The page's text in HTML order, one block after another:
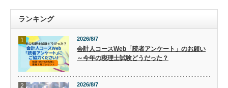
ランキング
1 2026/8/7
会計人コースWeb「読者アンケート」のお願い
～今年の税理士試験どうだった？
2 2026/8/7